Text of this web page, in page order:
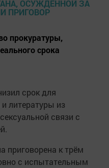
прокуратуры,
срока
срок для
литературы из
связи с
приговорена к трём
с испытательным